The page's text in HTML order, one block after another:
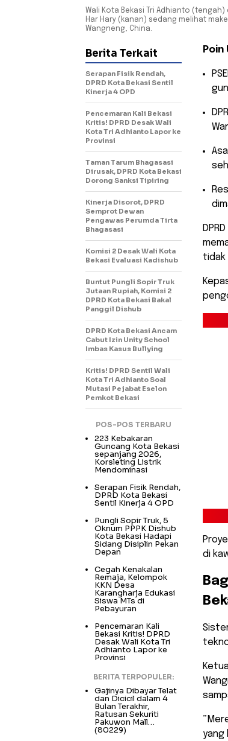
Wali Kota Bekasi Tri Adhianto (tengah)
Har Hary (kanan) sedang melihat
Wangneng, China.
Poin
tidak
di
yang
Berita Terkait
Serapan Fisik Rendah,
DPRD Kota Bekasi Sentil
Kinerja 4 OPD
Pencemaran Kali Bekasi
Kritis! DPRD Desak Wali
Kota Tri Adhianto Lapor ke
Provinsi
Taman Tarum Bhagasasi
Dirusak, DPRD Kota Bekasi
Dorong Sanksi Tipiring
Kinerja Disorot, DPRD
Semprot Dewan
Pengawas Perumda Tirta
Bhagasasi
Komisi 2 Desak Wali Kota
Bekasi Evaluasi Kadishub
Buntut Pungli Sopir Truk
Jutaan Rupiah, Komisi 2
DPRD Kota Bekasi Bakal
Panggil Dishub
DPRD Kota Bekasi Ancam
Cabut Izin Unity School
Imbas Kasus Bullying
Kritis! DPRD Sentil Wali
Kota Tri Adhianto Soal
Mutasi Pejabat Eselon
Pemkot Bekasi
POS-POS TERBARU
223 Kebakaran
Guncang Kota Bekasi
sepanjang 2026,
Korsleting Listrik
Mendominasi
Serapan Fisik Rendah,
DPRD Kota Bekasi
Sentil Kinerja 4 OPD
Pungli Sopir Truk, 5
Oknum PPPK Dishub
Kota Bekasi Hadapi
Sidang Disiplin Pekan
Depan
Cegah Kenakalan
Remaja, Kelompok
KKN Desa
Karangharja Edukasi
Siswa MTs di
Pebayuran
Pencemaran Kali
Bekasi Kritis! DPRD
Desak Wali Kota Tri
Adhianto Lapor ke
Provinsi
BERITA TERPOPULER:
Gajinya Dibayar Telat
dan Dicicil dalam 4
Bulan Terakhir,
Ratusan Sekuriti
Pakuwon Mall…
(80229)